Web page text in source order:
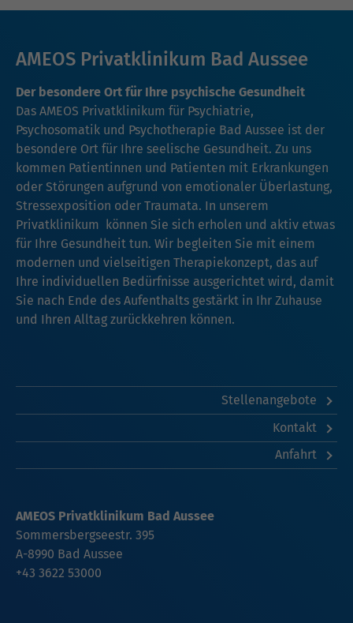
AMEOS Privatklinikum Bad Aussee
Der besondere Ort für Ihre psychische Gesundheit
Das AMEOS Privatklinikum für Psychiatrie,
Psychosomatik und Psychotherapie Bad Aussee ist der
besondere Ort für Ihre seelische Gesundheit. Zu uns
kommen Patientinnen und Patienten mit Erkrankungen
oder Störungen aufgrund von emotionaler Überlastung,
Stressexposition oder Traumata. In unserem
Privatklinikum können Sie sich erholen und aktiv etwas
für Ihre Gesundheit tun. Wir begleiten Sie mit einem
modernen und vielseitigen Therapiekonzept, das auf
Ihre individuellen Bedürfnisse ausgerichtet wird, damit
Sie nach Ende des Aufenthalts gestärkt in Ihr Zuhause
und Ihren Alltag zurückkehren können.
Stellenangebote
Kontakt
Anfahrt
AMEOS Privatklinikum Bad Aussee
Sommersbergseestr. 395
A-8990 Bad Aussee
+43 3622 53000